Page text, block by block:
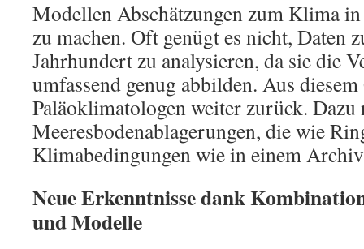
Modellen Abschätzungen zum Klima
zu machen. Oft genügt es nicht, Daten
Jahrhundert zu analysieren, da sie die
umfassend genug abbilden. Aus
Paläoklimatologen weiter zurück. Dazu
Meeresbodenablagerungen, die wie
Klimabedingungen wie in einem
Neue Erkenntnisse dank
und Modelle